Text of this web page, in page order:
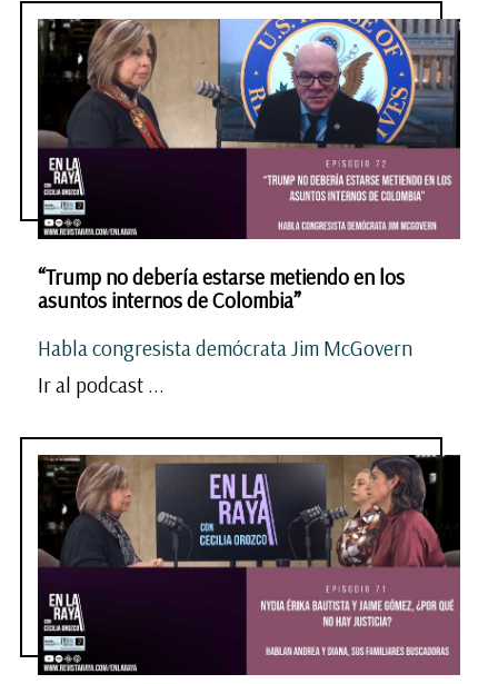
“Trump no debería estarse metiendo en los
asuntos internos de Colombia”
Habla congresista demócrata Jim McGovern
Ir al podcast ...